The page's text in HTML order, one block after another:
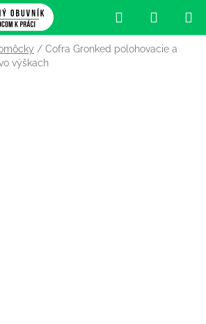
Hľadať
KOŠÍK
/ Cofra Gronked polohovacie a
výškach